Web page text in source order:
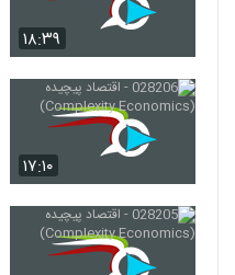
(Nonlinear Systems)
۵۶۸ بازدید
(Nonlinear Systems)
202
(Nonlinear Systems)
۱۸:۳۹
۱۷:۱۰